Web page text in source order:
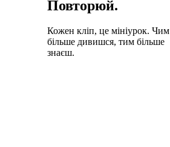
Повторюй.
Кожен кліп, це мініурок. Чим
більше дивишся, тим більше
знаєш.